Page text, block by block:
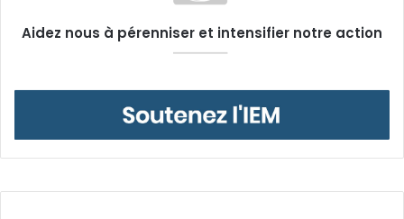
Aidez nous à pérenniser et intensifier notre action